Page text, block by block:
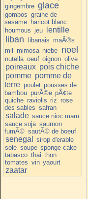
gingembre glace
gombos graine de
sesame haricot blanc
houmous jeu lentille
liban libanais maÃ®s
mil mimosa niebe noel
nutella oeuf oignon olive
poireaux pois chiche
pomme pomme de
terre poulet pousses de
bambou purÃ©e pÃ¢te
quiche raviolis riz rose
des sables safran
salade sauce nioc mam
sauce soja saumon
fumÃ© sautÃ© de boeuf
senegal
sirop d'erable
sole soupe sponge cake
tabasco thai thon
tomates vin yaourt
zaatar